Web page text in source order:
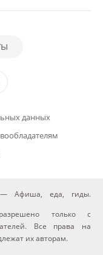
данных
— Афиша, еда, гиды.
только с
Все права на
их авторам.